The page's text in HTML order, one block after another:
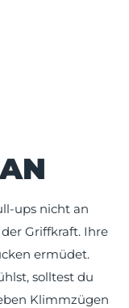
ups nicht an
Griffkraft. Ihre
ermüdet.
solltest du
Klimmzügen